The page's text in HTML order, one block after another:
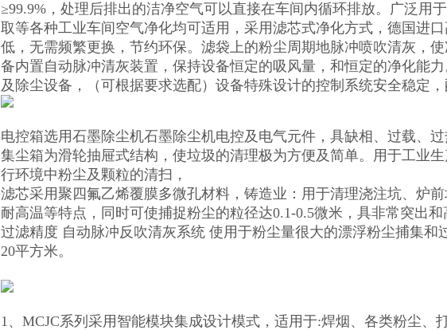
≥99.9%，处理后排出的洁净空气可以直接在车间内循环排放。广泛用
取等各种工业车间空气净化均可适用，采用滤芯式净化方式，德国进
低，无需频繁更换，节约环保。滤袋上的粉尘周期地脉冲喷吹清灰，
备内置自动脉冲清灰装置，保持设备恒定的吸风量，和恒定的净化能
及除尘设备，（可根据要求选配）设备特殊设计的控制系统安全稳定，
电控箱选用石墨除尘机石墨除尘机电控及电气元件，具缺相、过载、过
集尘箱为滑轮抽屉式结构，使垃圾的清理极为方便及简单。用于工业
行环境中粉尘及颗粒的清扫，
滤芯采用聚四氟乙烯覆膜多微孔材料，铸造业：用于清理浇注坑、炉
耐高温等特点，同时可使捕捉粉尘的粒径达0.1-0.5微米，具非常突出
过滤精度 自动脉冲反吹清灰系统 使用于粉尘量很大的漂浮粉尘捕集和
20平方米。
1、MCJC系列采用智能模块集成设计模式，适用于:焊烟、各类粉尘、